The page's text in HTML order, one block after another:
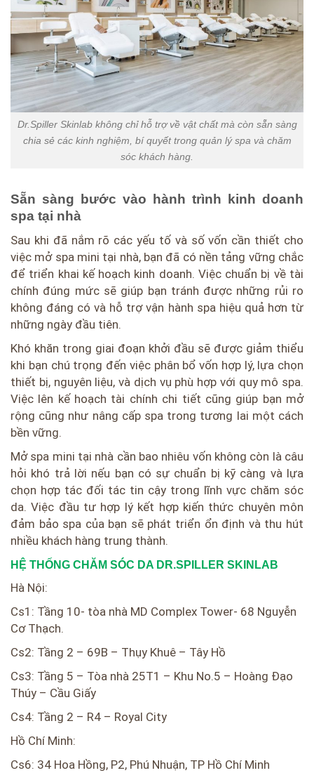
Dr.Spiller Skinlab không chỉ hỗ trợ về vật chất mà còn sẵn sàng
chia sẻ các kinh nghiệm, bí quyết trong quản lý spa và chăm
sóc khách hàng.
Sẵn sàng bước vào hành trình kinh doanh
spa tại nhà
Sau khi đã nắm rõ các yếu tố và số vốn cần thiết cho
việc mở spa mini tại nhà, bạn đã có nền tảng vững chắc
để triển khai kế hoạch kinh doanh. Việc chuẩn bị về tài
chính đúng mức sẽ giúp bạn tránh được những rủi ro
không đáng có và hỗ trợ vận hành spa hiệu quả hơn từ
những ngày đầu tiên.
Khó khăn trong giai đoạn khởi đầu sẽ được giảm thiểu
khi bạn chú trọng đến việc phân bổ vốn hợp lý, lựa chọn
thiết bị, nguyên liệu, và dịch vụ phù hợp với quy mô spa.
Việc lên kế hoạch tài chính chi tiết cũng giúp bạn mở
rộng cũng như nâng cấp spa trong tương lai một cách
bền vững.
Mở spa mini tại nhà cần bao nhiêu vốn không còn là câu
hỏi khó trả lời nếu bạn có sự chuẩn bị kỹ càng và lựa
chọn hợp tác đối tác tin cậy trong lĩnh vực chăm sóc
da. Việc đầu tư hợp lý kết hợp kiến thức chuyên môn
đảm bảo spa của bạn sẽ phát triển ổn định và thu hút
nhiều khách hàng trung thành.
HỆ THỐNG CHĂM SÓC DA DR.SPILLER SKINLAB
Hà Nội:
Cs1: Tầng 10- tòa nhà MD Complex Tower- 68 Nguyễn
Cơ Thạch.
Cs2: Tầng 2 – 69B – Thụy Khuê – Tây Hồ
Cs3: Tầng 5 – Tòa nhà 25T1 – Khu No.5 – Hoàng Đạo
Thúy – Cầu Giấy
Cs4: Tầng 2 – R4 – Royal City
Hồ Chí Minh:
Cs6: 34 Hoa Hồng, P2, Phú Nhuận, TP Hồ Chí Minh